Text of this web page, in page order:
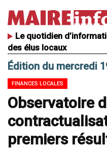
Le quotidien
des élus locaux
Édition du mercredi
FINANCES LOCALES
Observatoire
premiers